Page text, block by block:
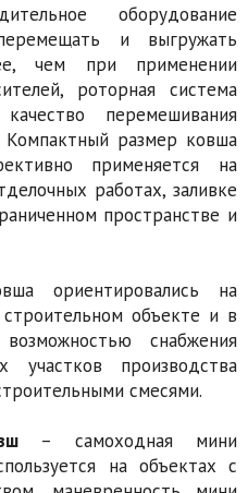
оборудование
и выгружать
чем при применении
роторная система
перемешивания
Компактный размер ковша
применяется на
работах, заливке
пространстве и
ориентировались на
объекте и в
снабжения
участков производства
смесями.
– самоходная мини
на объектах с